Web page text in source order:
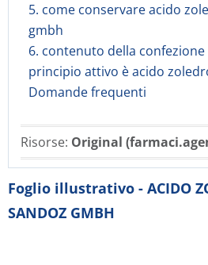
5. come conservare acido
gmbh
6. contenuto della
principio attivo è acido
Domande frequenti
Risorse: Original
Foglio illustrativo - ACIDO
SANDOZ GMBH